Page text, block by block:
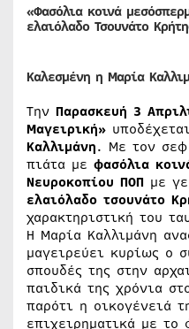
«Φασόλια κοινά
ελαιόλαδο Τσουνάτο
Καλεσμένη η Μαρία
Την Παρασκευή 3
Μαγειρική»
Καλλιμάνη. Με τον σεφ
πιάτα με φασόλια
Νευροκοπίου ΠΟΠ με
ελαιόλαδο τσουνάτο
χαρακτηριστική του
Η Μαρία Καλλιμάνη
μαγειρεύει κυρίως ο
σπουδές της στην
παιδικά της χρόνια
παρότι η οικογένειά
επιχειρηματικά με